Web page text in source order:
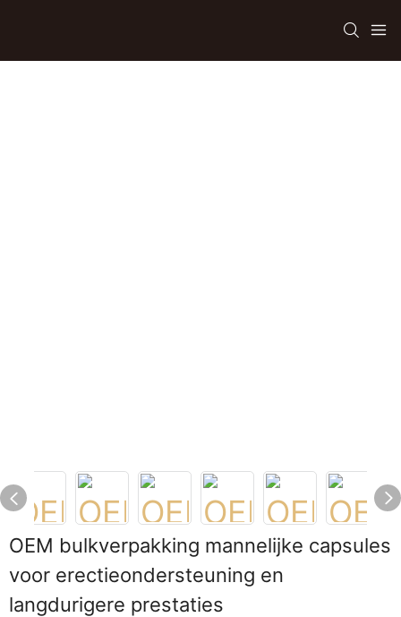
OEM bulkverpakking mannelijke capsules
voor erectieondersteuning en
langdurigere prestaties